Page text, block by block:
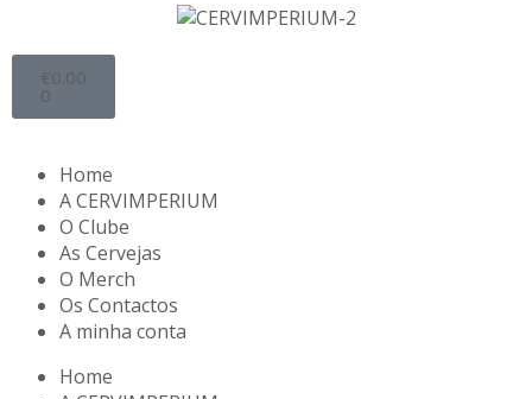
€0.00
0
Home
A CERVIMPERIUM
O Clube
As Cervejas
O Merch
Os Contactos
A minha conta
Home